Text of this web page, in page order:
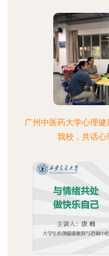
广州中医药大学心理
我校，共话